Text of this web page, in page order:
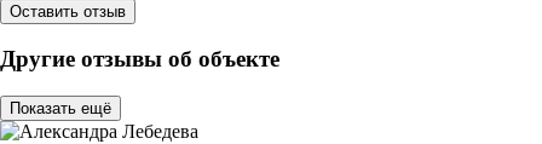
Оставить отзыв
Другие отзывы об объекте
Показать ещё